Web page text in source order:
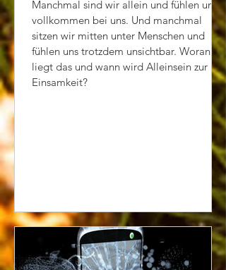
Manchmal sind wir allein und fühlen uns
vollkommen bei uns. Und manchmal
sitzen wir mitten unter Menschen und
fühlen uns trotzdem unsichtbar. Woran
liegt das und wann wird Alleinsein zur
Einsamkeit?